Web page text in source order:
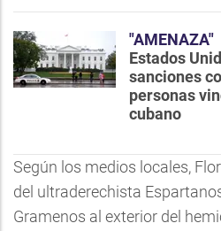
"AMENAZA"
Estados
sanciones
personas
cubano
Según los medios locales,
del ultraderechista
Gramenos al exterior del